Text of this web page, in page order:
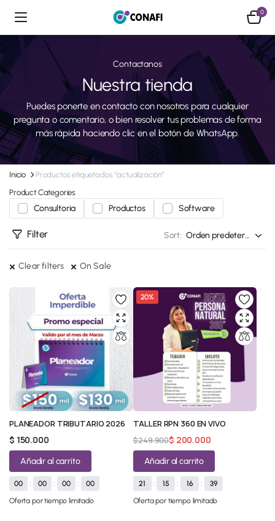
0
Contactanos
Nuestra tienda
Puedes ponerte en contacto con nosotros para cualquier
pregunta o comentario, o bien resolver tus problemas de forma
más rápida haciendo clic en el botón de WhatsApp.
Inicio
Productos etiquetados “actualización”
Product Categories
Consultoria Productos Software
Filter Sort:
Clear filters On Sale
PLANEADOR TRIBUTARIO 2026
$ 150.000
Añadir al carrito
00 : 00 : 00 :
00
Oferta por tiempo limitado
20%
TALLER RPN 360 EN VIVO
$249.900$ 200.000
Añadir al carrito
21 : 15 : 16 :
38
Oferta por tiempo limitado